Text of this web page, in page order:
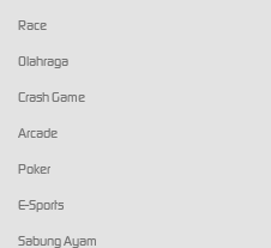
Race
Olahraga
Crash Game
Arcade
Poker
E-Sports
Sabung Ayam